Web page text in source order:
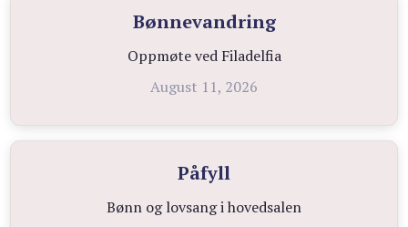
Bønnevandring
Oppmøte ved Filadelfia
August 11, 2026
Påfyll
Bønn og lovsang i hovedsalen